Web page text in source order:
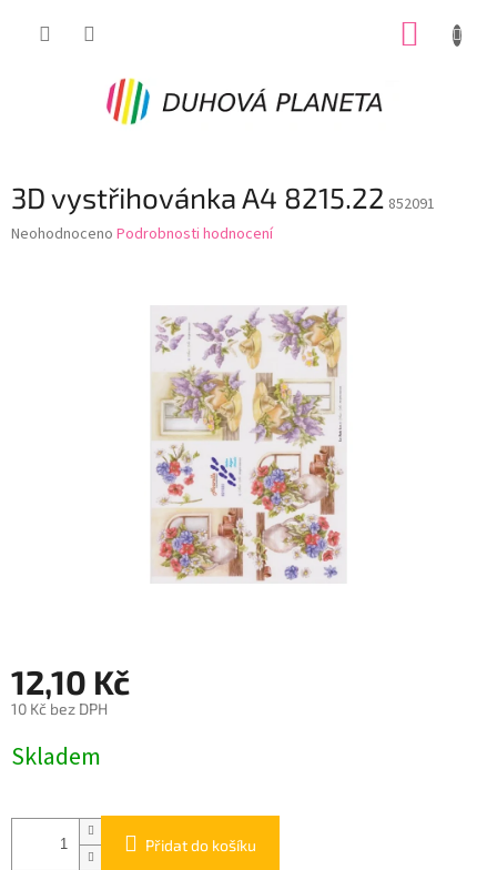
3D vystřihovánka A4 8215.22 852091
Průměrné
Neohodnoceno Podrobnosti hodnocení
12,10 Kč
10 Kč bez DPH
cena:
Skladem
Přidat do košíku